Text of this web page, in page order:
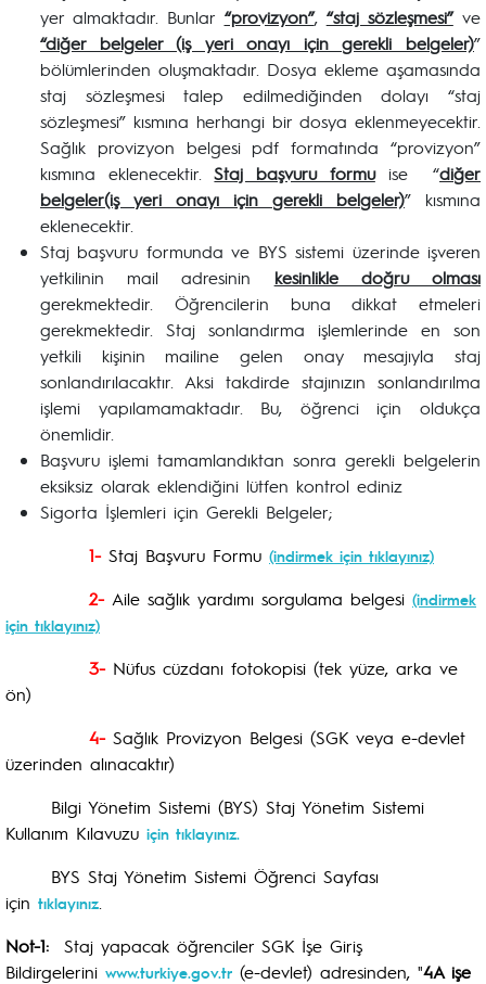
yer almaktadır. Bunlar “provizyon”, “staj sözleşmesi”ve
“diğer belgeler (iş yeri onayı için gerekli belgeler)”
bölümlerinden oluşmaktadır. Dosya ekleme aşamasında
staj sözleşmesi talep edilmediğinden dolayı “staj
sözleşmesi” kısmına herhangi bir dosya eklenmeyecektir.
Sağlık provizyon belgesi pdf formatında “provizyon”
kısmına eklenecektir.Staj başvuru formuise “diğer
belgeler(iş yeri onayı için gerekli belgeler)” kısmına
eklenecektir.
Staj başvuru formunda ve BYS sistemi üzerinde işveren
yetkilinin mail adresinin kesinlikle doğru olması
gerekmektedir. Öğrencilerin buna dikkat etmeleri
gerekmektedir. Staj sonlandırma işlemlerinde en son
yetkili kişinin mailine gelen onay mesajıyla staj
sonlandırılacaktır. Aksi takdirde stajınızın sonlandırılma
işlemi yapılamamaktadır. Bu, öğrenci için oldukça
önemlidir.
Başvuru işlemi tamamlandıktan sonra gerekli belgelerin
eksiksiz olarak eklendiğini lütfen kontrol ediniz
Sigorta İşlemleri için Gerekli Belgeler;
1- Staj Başvuru Formu (indirmek için tıklayınız)
2- Aile sağlık yardımı sorgulama belgesi (indirmek
için tıklayınız)
3-Nüfus cüzdanı fotokopisi (tek yüze, arka ve
ön)
4- Sağlık Provizyon Belgesi (SGK veya e-devlet
üzerinden alınacaktır)
Bilgi Yönetim Sistemi (BYS) Staj Yönetim Sistemi
Kullanım Kılavuzu için tıklayınız.
BYS Staj Yönetim Sistemi Öğrenci Sayfası
için tıklayınız
Not-1: Staj yapacak öğrenciler SGK İşe Giriş
Bildirgelerini www.turkiye.gov.tr (e-devlet) adresinden, "4A işe